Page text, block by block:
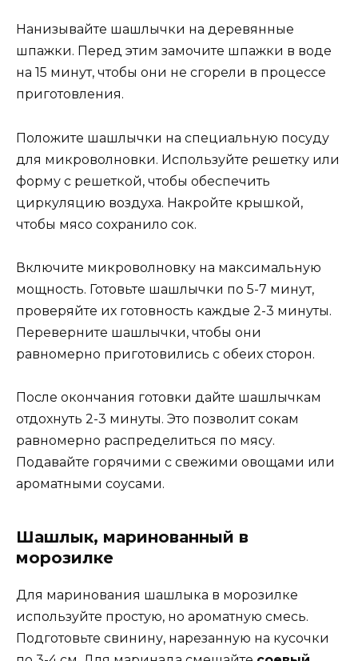
Нанизывайте шашлычки на деревянные
шпажки. Перед этим замочите шпажки в воде
на 15 минут, чтобы они не сгорели в процессе
приготовления.
Положите шашлычки на специальную посуду
для микроволновки. Используйте решетку или
форму с решеткой, чтобы обеспечить
циркуляцию воздуха. Накройте крышкой,
чтобы мясо сохранило сок.
Включите микроволновку на максимальную
мощность. Готовьте шашлычки по 5-7 минут,
проверяйте их готовность каждые 2-3 минуты.
Переверните шашлычки, чтобы они
равномерно приготовились с обеих сторон.
После окончания готовки дайте шашлычкам
отдохнуть 2-3 минуты. Это позволит сокам
равномерно распределиться по мясу.
Подавайте горячими с свежими овощами или
ароматными соусами.
Шашлык, маринованный в
морозилке
Для маринования шашлыка в морозилке
используйте простую, но ароматную смесь.
Подготовьте свинину, нарезанную на кусочки